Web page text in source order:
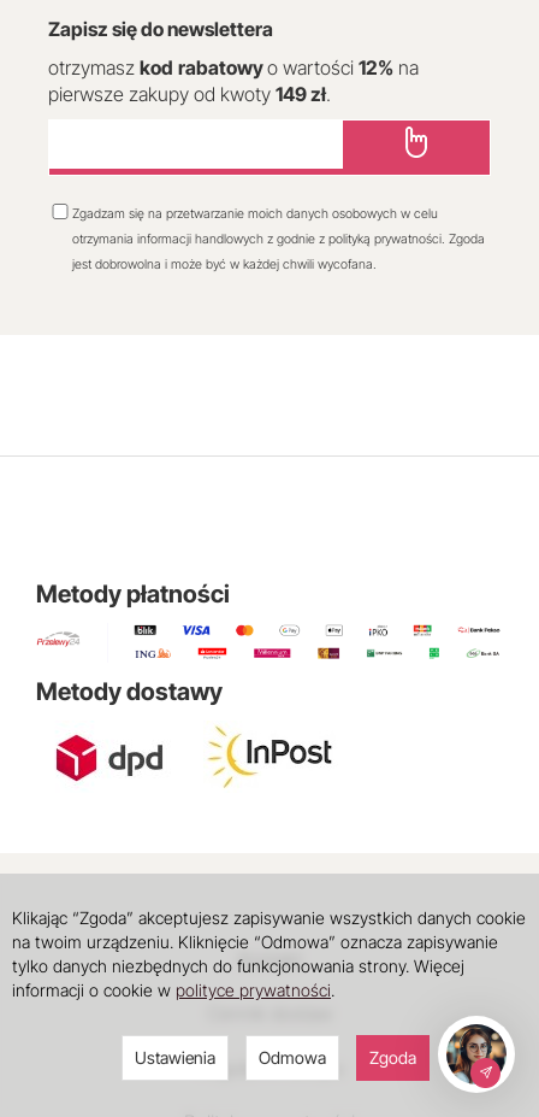
Zapisz się do newslettera
otrzymasz kod rabatowyo wartości 12% na
pierwsze zakupy od kwoty 149 zł.
Zgadzam się na przetwarzanie moich danych osobowych w celu
otrzymania informacji handlowych z godnie z polityką prywatności. Zgoda
jest dobrowolna i może być w każdej chwili wycofana.
Metody płatności
Metody dostawy
Kontakt
Regulamin sklepu
Klikając “Zgoda” akceptujesz zapisywanie wszystkich danych cookie
na twoim urządzeniu. Kliknięcie “Odmowa” oznacza zapisywanie
tylko danych niezbędnych do funkcjonowania strony. Więcej
informacji o cookie w polityce prywatności.
Ustawienia Odmowa Zgoda